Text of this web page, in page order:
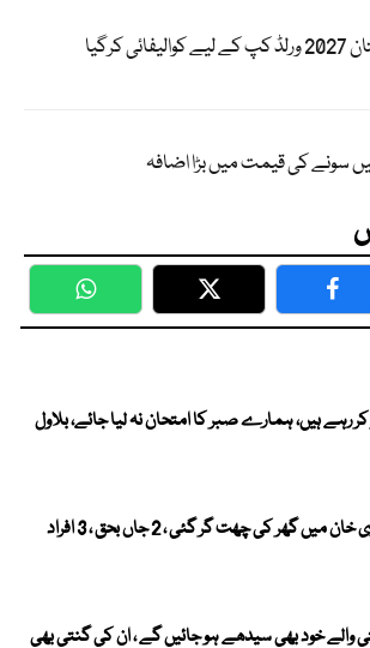
کرگیا
WhatsApp Twitter
رہے ہیں، ہمارے صبر کا امتحان نہ لیا جائے، بلاول
ڈیرہ غازی خان میں گھر کی چھت گر گئی ، 2 جاں بحق ، 3 افراد
والے خود بھی سیدھے ہو جائیں گے ، ان کی گنتی بھی